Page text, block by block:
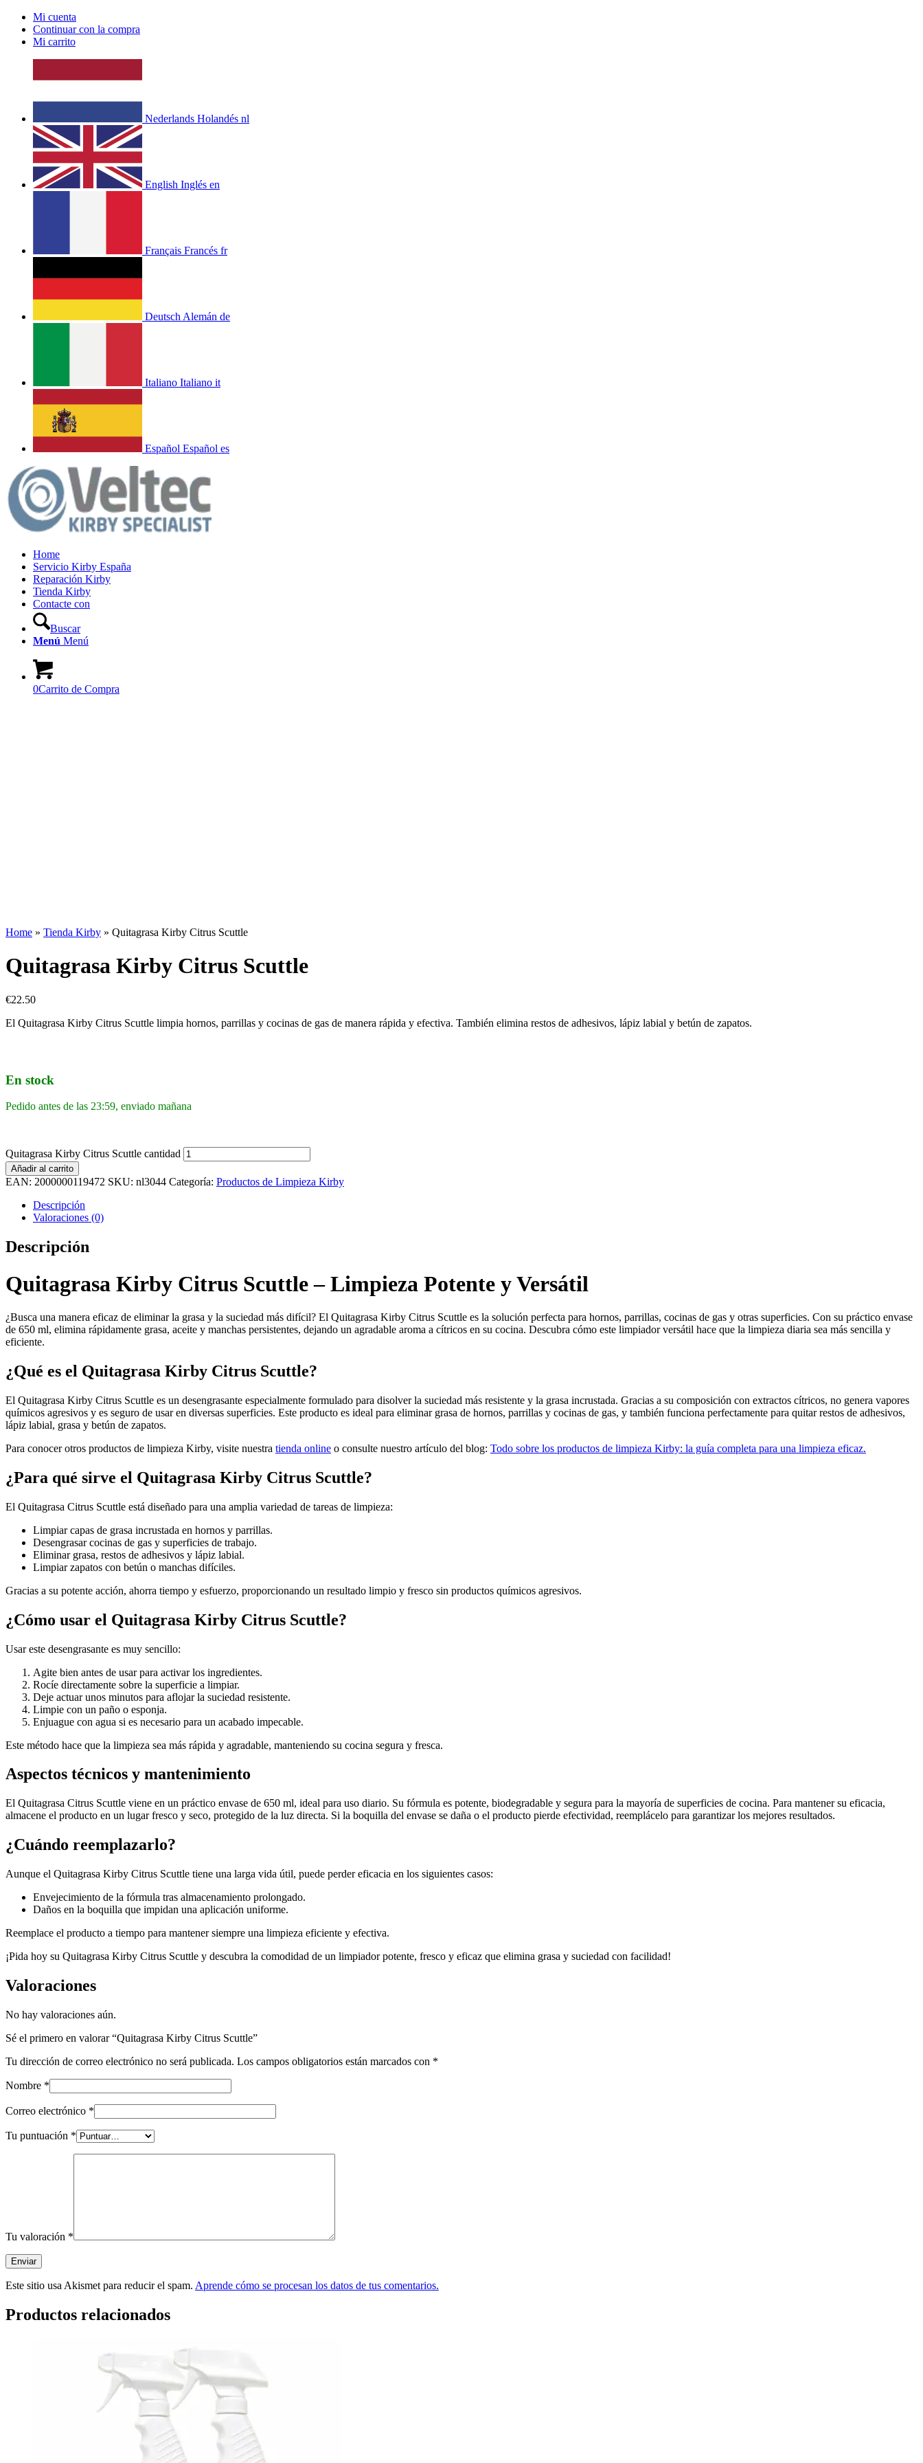
Mi cuenta
Continuar con la compra
Mi carrito
Nederlands Holandés nl
English Inglés en
Français Francés fr
Deutsch Alemán de
Italiano Italiano it
Español Español es
Home
Servicio Kirby España
Reparación Kirby
Tienda Kirby
Contacte con
Buscar
Menú Menú
0Carrito de Compra
Home » Tienda Kirby » Quitagrasa Kirby Citrus Scuttle
Quitagrasa Kirby Citrus Scuttle
€22.50
El Quitagrasa Kirby Citrus Scuttle limpia hornos, parrillas y cocinas de gas de manera rápida y efectiva. También elimina restos de adhesivos, lápiz labial y betún de zapatos.
En stock
Pedido antes de las 23:59, enviado mañana
Quitagrasa Kirby Citrus Scuttle cantidad
Añadir al carrito
EAN: 2000000119472 SKU: nl3044 Categoría: Productos de Limpieza Kirby
Descripción
Valoraciones (0)
Descripción
Quitagrasa Kirby Citrus Scuttle – Limpieza Potente y Versátil
¿Busca una manera eficaz de eliminar la grasa y la suciedad más difícil? El Quitagrasa Kirby Citrus Scuttle es la solución perfecta para hornos, parrillas, cocinas de gas y otras superficies. Con su práctico envase
de 650 ml, elimina rápidamente grasa, aceite y manchas persistentes, dejando un agradable aroma a cítricos en su cocina. Descubra cómo este limpiador versátil hace que la limpieza diaria sea más sencilla y
eficiente.
¿Qué es el Quitagrasa Kirby Citrus Scuttle?
El Quitagrasa Kirby Citrus Scuttle es un desengrasante especialmente formulado para disolver la suciedad más resistente y la grasa incrustada. Gracias a su composición con extractos cítricos, no genera vapores
químicos agresivos y es seguro de usar en diversas superficies. Este producto es ideal para eliminar grasa de hornos, parrillas y cocinas de gas, y también funciona perfectamente para quitar restos de adhesivos,
lápiz labial, grasa y betún de zapatos.
Para conocer otros productos de limpieza Kirby, visite nuestra tienda online o consulte nuestro artículo del blog: Todo sobre los productos de limpieza Kirby: la guía completa para una limpieza eficaz.
¿Para qué sirve el Quitagrasa Kirby Citrus Scuttle?
El Quitagrasa Citrus Scuttle está diseñado para una amplia variedad de tareas de limpieza:
Limpiar capas de grasa incrustada en hornos y parrillas.
Desengrasar cocinas de gas y superficies de trabajo.
Eliminar grasa, restos de adhesivos y lápiz labial.
Limpiar zapatos con betún o manchas difíciles.
Gracias a su potente acción, ahorra tiempo y esfuerzo, proporcionando un resultado limpio y fresco sin productos químicos agresivos.
¿Cómo usar el Quitagrasa Kirby Citrus Scuttle?
Usar este desengrasante es muy sencillo:
Agite bien antes de usar para activar los ingredientes.
Rocíe directamente sobre la superficie a limpiar.
Deje actuar unos minutos para aflojar la suciedad resistente.
Limpie con un paño o esponja.
Enjuague con agua si es necesario para un acabado impecable.
Este método hace que la limpieza sea más rápida y agradable, manteniendo su cocina segura y fresca.
Aspectos técnicos y mantenimiento
El Quitagrasa Citrus Scuttle viene en un práctico envase de 650 ml, ideal para uso diario. Su fórmula es potente, biodegradable y segura para la mayoría de superficies de cocina. Para mantener su eficacia,
almacene el producto en un lugar fresco y seco, protegido de la luz directa. Si la boquilla del envase se daña o el producto pierde efectividad, reemplácelo para garantizar los mejores resultados.
¿Cuándo reemplazarlo?
Aunque el Quitagrasa Kirby Citrus Scuttle tiene una larga vida útil, puede perder eficacia en los siguientes casos:
Envejecimiento de la fórmula tras almacenamiento prolongado.
Daños en la boquilla que impidan una aplicación uniforme.
Reemplace el producto a tiempo para mantener siempre una limpieza eficiente y efectiva.
¡Pida hoy su Quitagrasa Kirby Citrus Scuttle y descubra la comodidad de un limpiador potente, fresco y eficaz que elimina grasa y suciedad con facilidad!
Valoraciones
No hay valoraciones aún.
Sé el primero en valorar “Quitagrasa Kirby Citrus Scuttle”
Tu dirección de correo electrónico no será publicada. Los campos obligatorios están marcados con *
Nombre *
Correo electrónico *
Tu puntuación *
Tu valoración *
Este sitio usa Akismet para reducir el spam. Aprende cómo se procesan los datos de tus comentarios.
Productos relacionados